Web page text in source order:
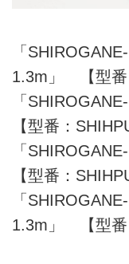
「
1.3m」 【型番
「
【型番：
「
【型番：
「
1.3m」 【型番